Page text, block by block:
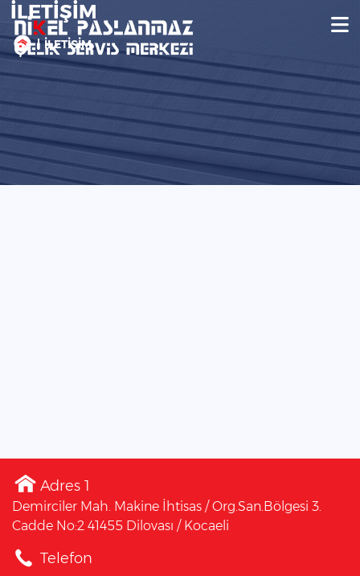
İLETİŞİM
İLETİŞİM
Adres 1
Demirciler Mah. Makine İhtisas / Org.San.Bölgesi 3.
Cadde No:2 41455 Dilovası / Kocaeli
Telefon